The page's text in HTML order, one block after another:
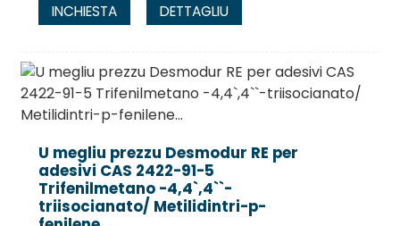
INCHIESTA DETTAGLIU
U megliu prezzu Desmodur RE per
adesivi CAS 2422-91-5
Trifenilmetano -4,4`,4``-
triisocianato/ Metilidintri-p-